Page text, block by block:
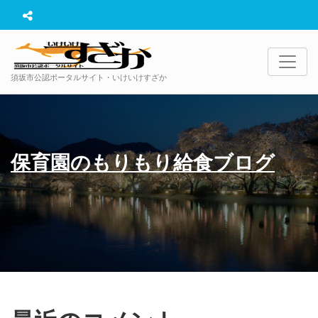
須坂市公認ポータルサイト・いけいけすざか
保育園のもりもり給食ブログ